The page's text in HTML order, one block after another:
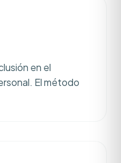
en el
El método